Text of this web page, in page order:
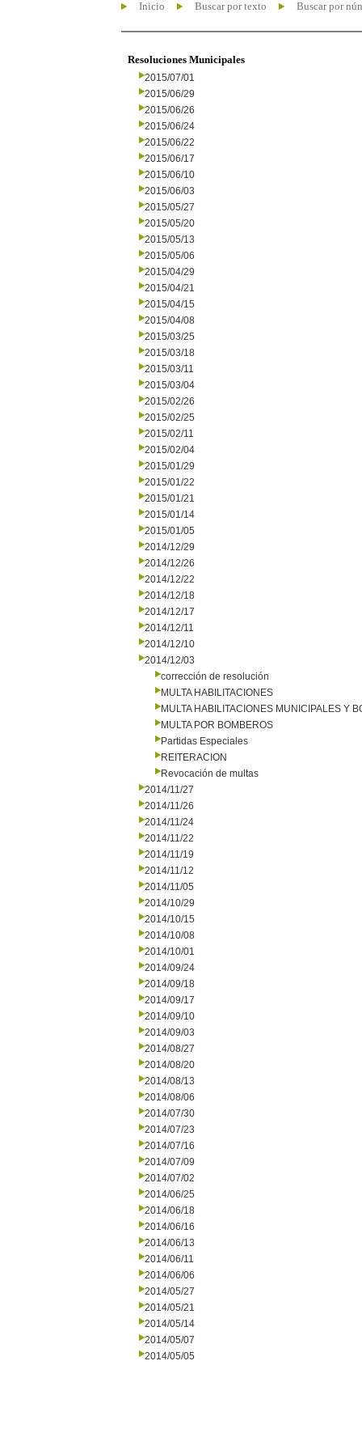
Inicio Buscar por texto Buscar por
Resoluciones Municipales
2015/07/01
2015/06/29
2015/06/26
2015/06/24
2015/06/22
2015/06/17
2015/06/10
2015/06/03
2015/05/27
2015/05/20
2015/05/13
2015/05/06
2015/04/29
2015/04/21
2015/04/15
2015/04/08
2015/03/25
2015/03/18
2015/03/11
2015/03/04
2015/02/26
2015/02/25
2015/02/11
2015/02/04
2015/01/29
2015/01/22
2015/01/21
2015/01/14
2015/01/05
2014/12/29
2014/12/26
2014/12/22
2014/12/18
2014/12/17
2014/12/11
2014/12/10
2014/12/03
corrección de resolución
MULTA HABILITACIONES
MULTA HABILITACIONES MUNICIPALES Y
MULTA POR BOMBEROS
Partidas Especiales
REITERACION
Revocación de multas
2014/11/27
2014/11/26
2014/11/24
2014/11/22
2014/11/19
2014/11/12
2014/11/05
2014/10/29
2014/10/15
2014/10/08
2014/10/01
2014/09/24
2014/09/18
2014/09/17
2014/09/10
2014/09/03
2014/08/27
2014/08/20
2014/08/13
2014/08/06
2014/07/30
2014/07/23
2014/07/16
2014/07/09
2014/07/02
2014/06/25
2014/06/18
2014/06/16
2014/06/13
2014/06/11
2014/06/06
2014/05/27
2014/05/21
2014/05/14
2014/05/07
2014/05/05